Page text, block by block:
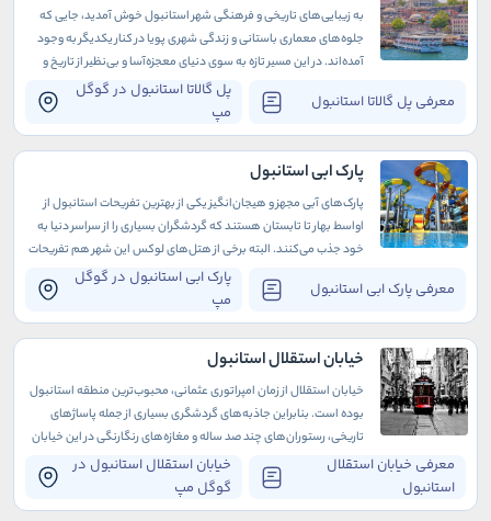
معرفی پل گالاتا استانبول
پل گالاتا استانبول در گوگل
مپ
به زیبایی‌های تاریخی و فرهنگی شهر استانبول خوش آمدید، جایی که
جلوه‌های معماری باستانی و زندگی شهری پویا در کنار یکدیگر به وجود
آمده‌اند. در این مسیر تازه‌ به سوی دنیای معجزه‌آسا و بی‌نظیر از تاریخ و
فرهنگ، به دیدار یک اثر جذاب در دسترس خوش آمدید: پل گالاتا.
پارک ابی استانبول
معرفی پارک ابی استانبول
پارک ابی استانبول در گوگل
مپ
پارک‌های آبی مجهز و هیجان‌انگیز یکی از بهترین تفریحات استانبول از
اواسط بهار تا تابستان هستند که گردشگران بسیاری را از سراسر دنیا به
خود جذب می‌کنند. البته برخی از هتل‌های لوکس این شهر هم تفریحات
آبی متعددی دارند که دوران اقامت شما را به مراتب لذت‌بخش‌تر
می‌سازند.
خیابان استقلال استانبول
معرفی خیابان استقلال
استانبول
خیابان استقلال استانبول در
گوگل مپ
خیابان استقلال از زمان امپراتوری عثمانی، محبوب‌ترین منطقه استانبول
بوده است. بنابراین جاذبه‌های گردشگری بسیاری از جمله پاساژهای
تاریخی، رستوران‌های چند صد ساله و مغازه‌های رنگارنگی در این خیابان
وجود دارد.